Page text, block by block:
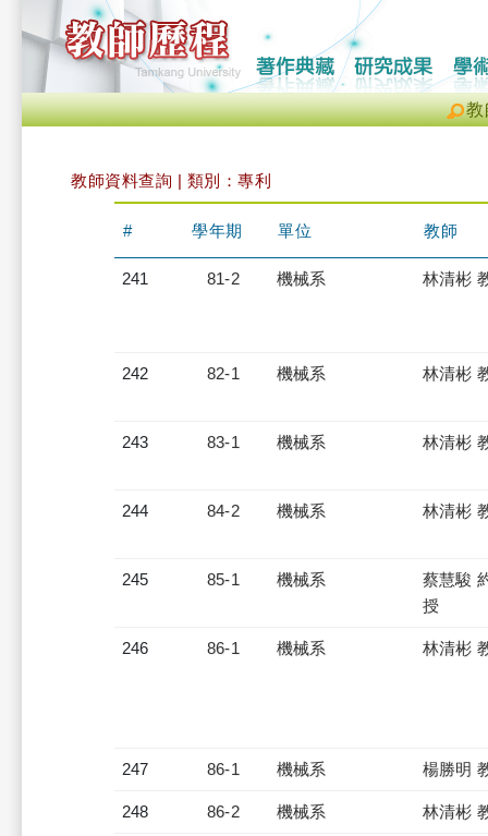
教
教師資料查詢 | 類別：專利
# 學年期 單位 教師
241 81-2 機械系 林清彬
242 82-1 機械系 林清彬
243 83-1 機械系 林清彬
244 84-2 機械系 林清彬
245 85-1 機械系
蔡慧駿
授
246 86-1 機械系 林清彬
247 86-1 機械系 楊勝明
248 86-2 機械系 林清彬